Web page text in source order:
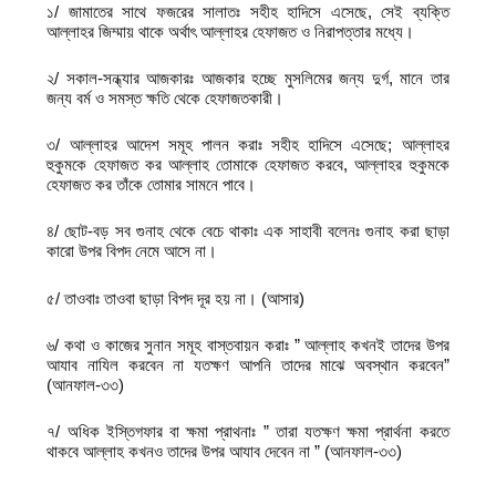
১/ জামাতের সাথে ফজরের সালাতঃ সহীহ হাদিসে এসেছে, সেই ব্যক্তি
আল্লাহর জিম্মায় থাকে অর্থাৎ আল্লাহর হেফাজত ও নিরাপত্তার মধ্যে।
২/ সকাল-সন্ধ্যার আজকারঃ আজকার হচ্ছে মুসলিমের জন্য দুর্গ, মানে তার
জন্য বর্ম ও সমস্ত ক্ষতি থেকে হেফাজতকারী।
৩/ আল্লাহর আদেশ সমূহ পালন করাঃ সহীহ হাদিসে এসেছে; আল্লাহর
হুকুমকে হেফাজত কর আল্লাহ তোমাকে হেফাজত করবে, আল্লাহর হুকুমকে
হেফাজত কর তাঁকে তোমার সামনে পাবে।
৪/ ছোট-বড় সব গুনাহ থেকে বেচে থাকাঃ এক সাহাবী বলেনঃ গুনাহ করা ছাড়া
কারো উপর বিপদ নেমে আসে না।
৫/ তাওবাঃ তাওবা ছাড়া বিপদ দূর হয় না। (আসার)
৬/ কথা ও কাজের সুনান সমূহ বাস্তবায়ন করাঃ ” আল্লাহ কখনই তাদের উপর
আযাব নাযিল করবেন না যতক্ষণ আপনি তাদের মাঝে অবস্থান করবেন”
(আনফাল-৩৩)
৭/ অধিক ইস্তিগফার বা ক্ষমা প্রাথনাঃ ” তারা যতক্ষণ ক্ষমা প্রার্থনা করতে
থাকবে আল্লাহ কখনও তাদের উপর আযাব দেবেন না ” (আনফাল-৩৩)